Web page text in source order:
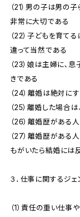
（21）男の子は男の
非常に大切である
（22）子どもを育て
違って当然である
（23）娘は主婦に、
きである
（24）離婚は絶対に
（25）離婚した場合
（26）離婚歴がある
（27）離婚歴がある
もがいたら結婚には
３．仕事に関するジ
（1）責任の重い仕